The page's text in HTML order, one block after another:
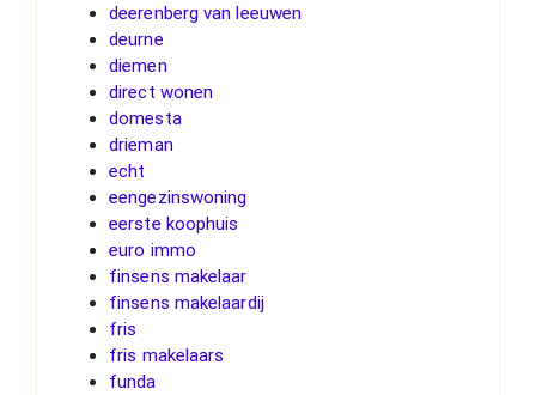
deerenberg van leeuwen
deurne
diemen
direct wonen
domesta
drieman
echt
eengezinswoning
eerste koophuis
euro immo
finsens makelaar
finsens makelaardij
fris
fris makelaars
funda